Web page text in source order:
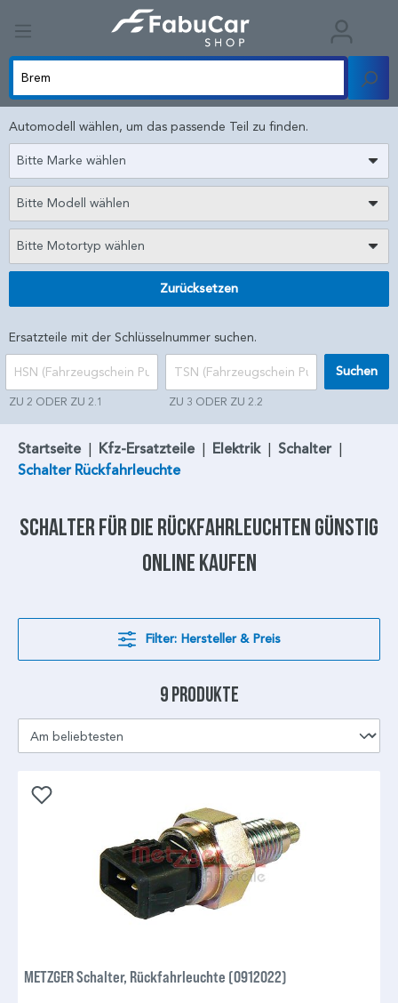
Automodell wählen, um das passende Teil zu finden.
Bitte Marke wählen
Bitte Modell wählen
Bitte Motortyp wählen
Zurücksetzen
Ersatzteile mit der Schlüsselnummer suchen.
ZU 2 ODER ZU 2.1 ZU 3 ODER ZU 2.2
Suchen
Startseite | Kfz-Ersatzteile | Elektrik | Schalter |
Schalter Rückfahrleuchte
Schalter für die Rückfahrleuchten günstig
online kaufen
Filter: Hersteller & Preis
9 Produkte
METZGER Schalter, Rückfahrleuchte (0912022)